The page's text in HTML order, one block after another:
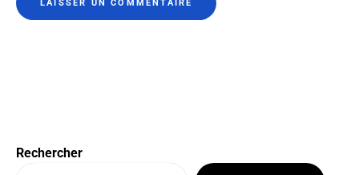
Rechercher